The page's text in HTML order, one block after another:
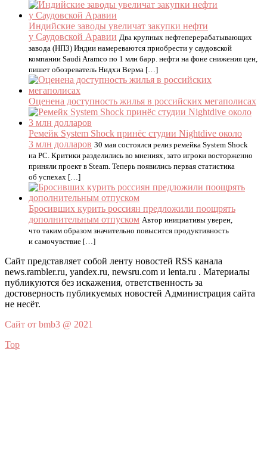
Индийские заводы увеличат закупки нефти
у Саудовской Аравии Два крупных нефтеперерабатывающих
завода (НПЗ) Индии намереваются приобрести у саудовской
компании Saudi Aramco по 1 млн барр. нефти на фоне снижения цен,
пишет обозреватель Нидхи Верма […]
Оценена доступность жилья в российских мегаполисах
Ремейк System Shock принёс студии Nightdive около
3 млн долларов 30 мая состоялся релиз ремейка System Shock
на PC. Критики разделились во мнениях, зато игроки восторженно
приняли проект в Steam. Теперь появились первая статистика
об успехах […]
Бросивших курить россиян предложили поощрять
дополнительным отпуском Автор инициативы уверен,
что таким образом значительно повысится продуктивность
и самочувствие […]
Сайт представляет собой ленту новостей RSS канала
news.rambler.ru, yandex.ru, newsru.com и lenta.ru . Материалы
публикуются без искажения, ответственность за
достоверность публикуемых новостей Администрация сайта
не несёт.
Сайт от bmb3 @ 2021
Top